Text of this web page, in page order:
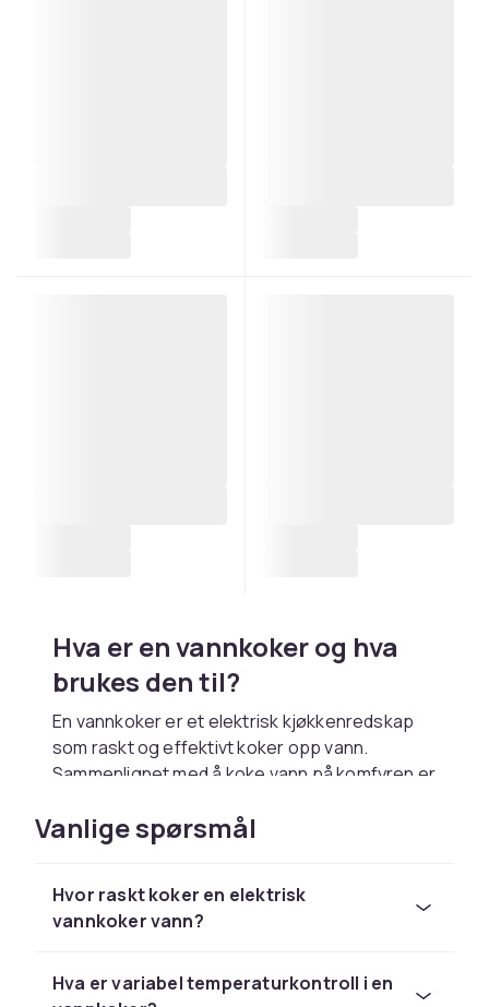
Hva er en vannkoker og hva
brukes den til?
En vannkoker er et elektrisk kjøkkenredskap
som raskt og effektivt koker opp vann.
Sammenlignet med å koke vann på komfyren er
energieffektiv. De fleste moderne vannkokere
slår seg av automatisk når vannet har nådd
praktiske å bruke.
å raskt skaffe varmt vann til barnemat, grøt,
Vanlige spørsmål
Hvor raskt koker en elektrisk
vannkoker vann?
Hva er variabel temperaturkontroll i en